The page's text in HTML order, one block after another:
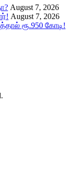
August 7, 2026
August 7, 2026
ரூ.950 கோடி!